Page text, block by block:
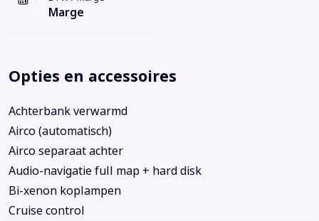
Marge
Opties en accessoires
Achterbank verwarmd
Airco (automatisch)
Airco separaat achter
Audio-navigatie full map + hard disk
Bi-xenon koplampen
Cruise control